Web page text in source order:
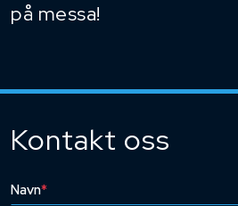
på messa!
Kontakt oss
Navn*